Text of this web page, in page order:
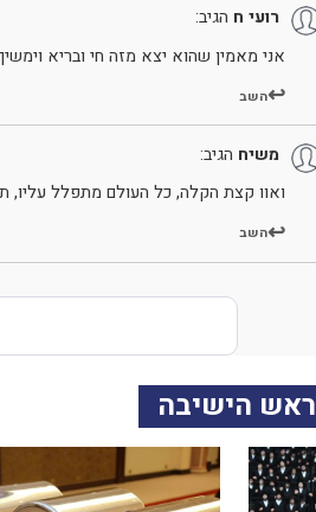
רועי ח הגיב:
אני מאמין שהוא יצא מזה חי ובריא
השב
משיח הגיב:
ואוו קצת הקלה, כל העולם מתפלל עליו,
השב
הישיבה